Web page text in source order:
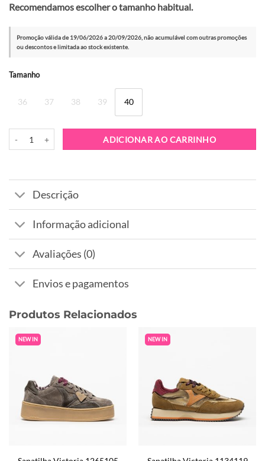
Recomendamos escolher o tamanho habitual.
Promoção válida de 19/06/2026 a 20/09/2026, não acumulável com outras promoções
ou descontos e limitada ao stock existente.
Tamanho
36 37 38 39 40
ADICIONAR AO CARRINHO
Alternative:
Descrição
Informação adicional
Avaliações (0)
Envios e pagamentos
Produtos Relacionados
NEW IN NEW IN